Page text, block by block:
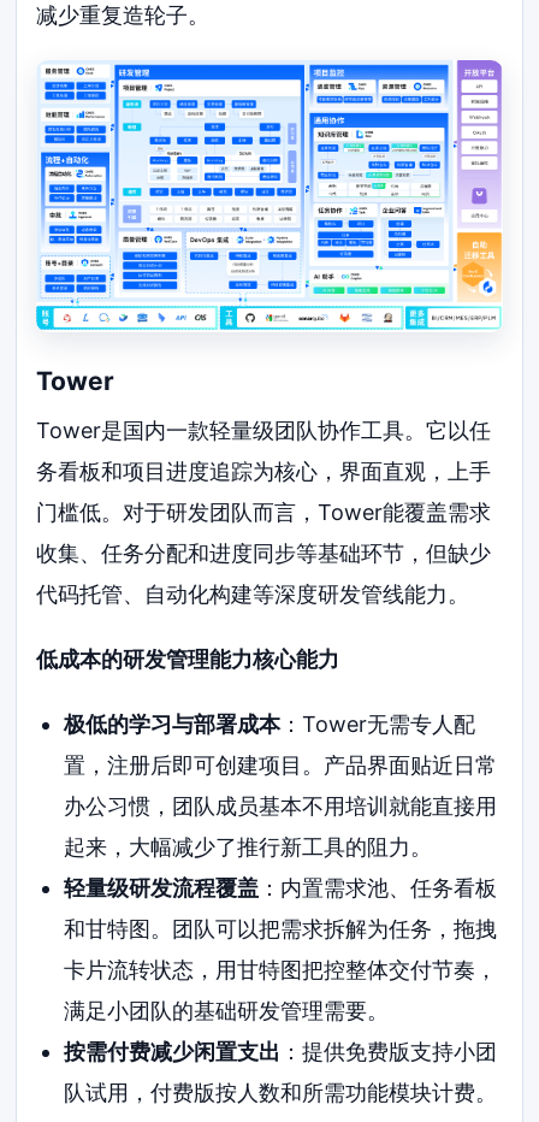
减少重复造轮子。
Tower
Tower是国内一款轻量级团队协作工具。它以任
务看板和项目进度追踪为核心，界面直观，上手
门槛低。对于研发团队而言，Tower能覆盖需求
收集、任务分配和进度同步等基础环节，但缺少
代码托管、自动化构建等深度研发管线能力。
低成本的研发管理能力核心能力
极低的学习与部署成本：Tower无需专人配
置，注册后即可创建项目。产品界面贴近日常
办公习惯，团队成员基本不用培训就能直接用
起来，大幅减少了推行新工具的阻力。
轻量级研发流程覆盖：内置需求池、任务看板
和甘特图。团队可以把需求拆解为任务，拖拽
卡片流转状态，用甘特图把控整体交付节奏，
满足小团队的基础研发管理需要。
按需付费减少闲置支出 ：提供免费版支持小团
队试用，付费版按人数和所需功能模块计费。